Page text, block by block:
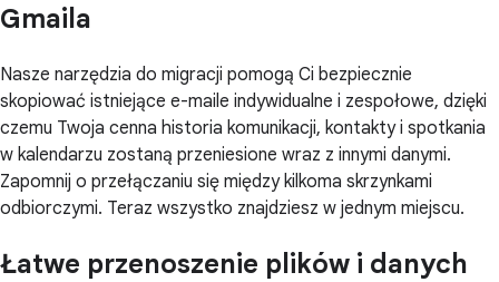
Gmaila
Nasze narzędzia do migracji pomogą Ci bezpiecznie
skopiować istniejące e-maile indywidualne i zespołowe, dzięki
czemu Twoja cenna historia komunikacji, kontakty i spotkania
w kalendarzu zostaną przeniesione wraz z innymi danymi.
Zapomnij o przełączaniu się między kilkoma skrzynkami
odbiorczymi. Teraz wszystko znajdziesz w jednym miejscu.
Łatwe przenoszenie plików i danych